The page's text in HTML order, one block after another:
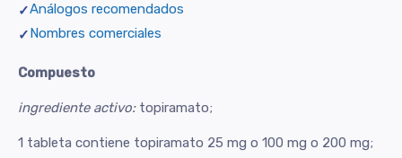
Análogos recomendados
Nombres comerciales
Compuesto
ingrediente activo:topiramato;
1 tableta contiene topiramato 25 mg o 100 mg o 200 mg;